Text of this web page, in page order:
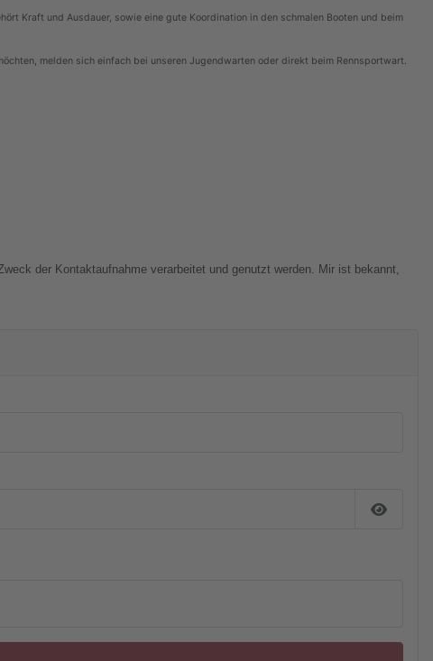
Kraft und Ausdauer, sowie eine gute Koordination in den schmalen Booten und beim
melden sich einfach bei unseren Jugendwarten oder direkt beim Rennsportwart.
der Kontaktaufnahme verarbeitet und genutzt werden. Mir ist bekannt,